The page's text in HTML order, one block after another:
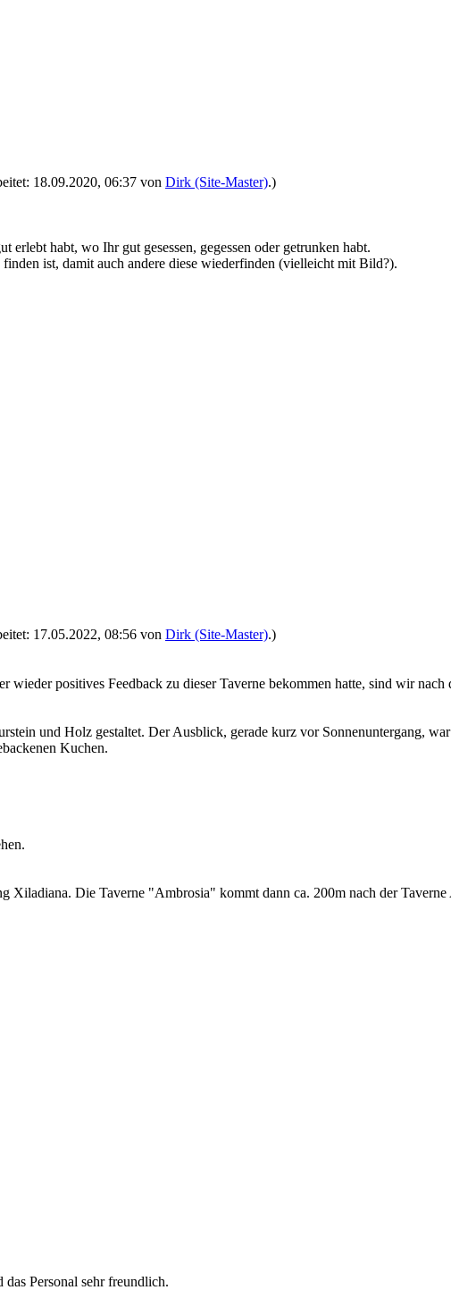
18.09.2020, 06:37 von Dirk (Site-Master).)
erlebt habt, wo Ihr gut gesessen, gegessen oder getrunken habt.
ist, damit auch andere diese wiederfinden (vielleicht mit Bild?).
17.05.2022, 08:56 von Dirk (Site-Master).)
wieder positives Feedback zu dieser Taverne bekommen hatte, sind wir
und Holz gestaltet. Der Ausblick, gerade kurz vor Sonnenuntergang,
Kuchen.
Xiladiana. Die Taverne "Ambrosia" kommt dann ca. 200m nach der Taverne
Personal sehr freundlich.